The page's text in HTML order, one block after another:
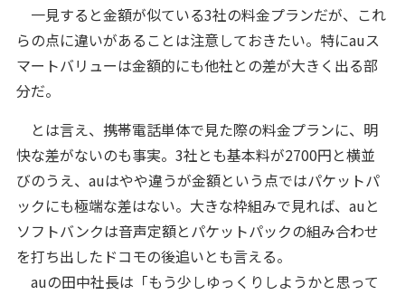
一見すると金額が似ている3社の料金プランだが、これ
らの点に違いがあることは注意しておきたい。特にauス
マートバリューは金額的にも他社との差が大きく出る部
分だ。
とは言え、携帯電話単体で見た際の料金プランに、明
快な差がないのも事実。3社とも基本料が2700円と横並
びのうえ、auはやや違うが金額という点ではパケットパ
ックにも極端な差はない。大きな枠組みで見れば、auと
ソフトバンクは音声定額とパケットパックの組み合わせ
を打ち出したドコモの後追いとも言える。
auの田中社長は「もう少しゆっくりしようかと思って